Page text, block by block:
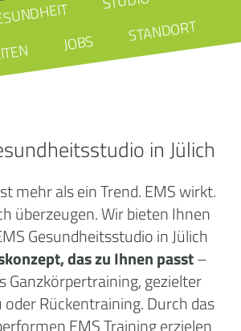
JOBS STANDORT
in Jülich
mehr als ein Trend. EMS wirkt.
überzeugen. Wir bieten Ihnen
Gesundheitsstudio in Jülich
das zu Ihnen passt–
Ganzkörpertraining, gezielter
Rückentraining. Durch das
EMS Training erzielen